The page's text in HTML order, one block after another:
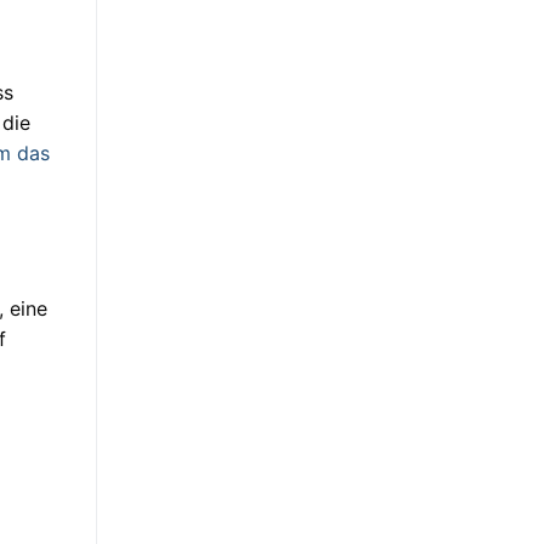
das
eine